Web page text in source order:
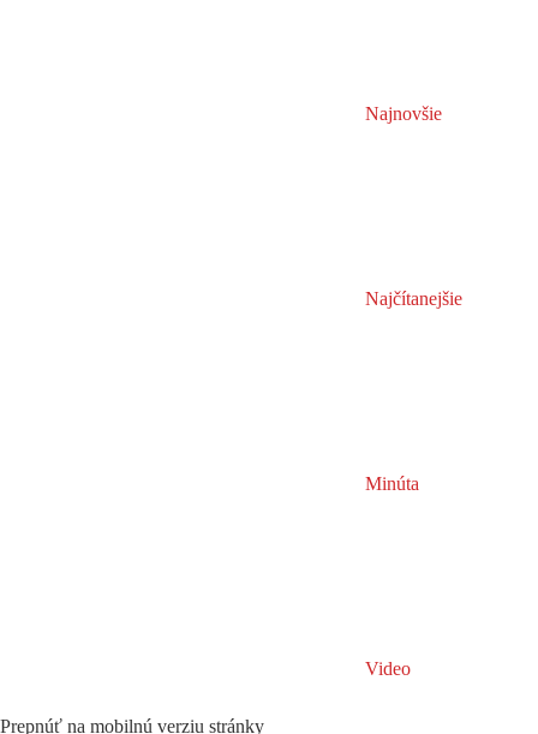
Najnovšie
Najčítanejšie
Minúta
Video
Prepnúť na mobilnú verziu stránky